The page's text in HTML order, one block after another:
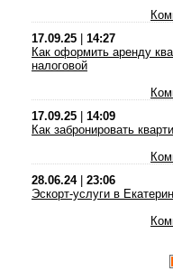
17.09.25
14:27
Как оформить аренду
налоговой
17.09.25
14:09
Как забронировать
28.06.24| 23:06
Эскорт-услуги в